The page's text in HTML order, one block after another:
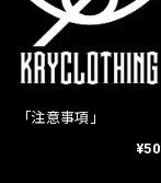
「注意事項」
¥50